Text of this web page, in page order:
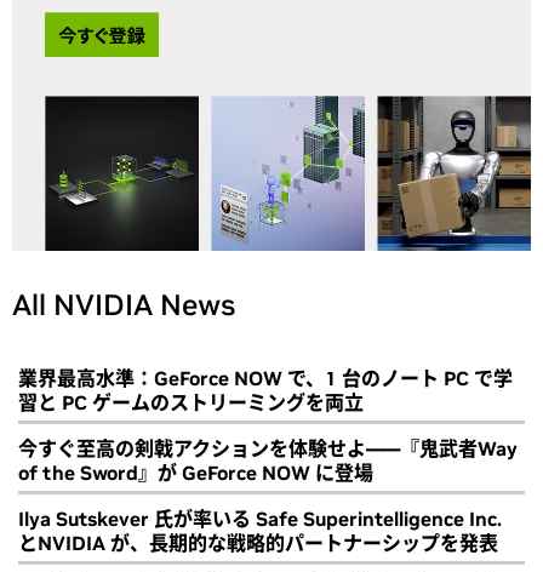
All NVIDIA News
業界最高水準：GeForce NOW で、1 台のノート PC で学
習と PC ゲームのストリーミングを両立
今すぐ至高の剣戟アクションを体験せよ――『鬼武者Way
of the Sword』が GeForce NOW に登場
Ilya Sutskever 氏が率いる Safe Superintelligence Inc.
とNVIDIA が、長期的な戦略的パートナーシップを発表